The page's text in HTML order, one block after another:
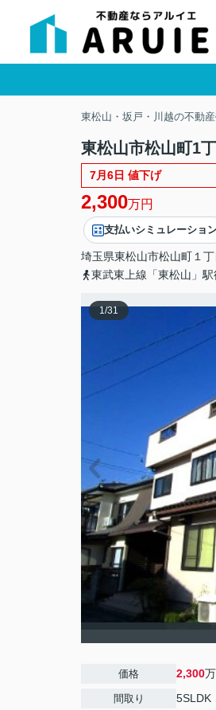
東松山・坂戸・川越の不動
東松山市松山町1
7月6日 値下げ
2,300万円
支払いシミュレーショ
埼玉県東松山市松山町 １丁
東武東上線「東松山」
1/31
価格 2,300
間取り 5SLDK